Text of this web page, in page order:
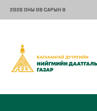
2026 ОНЫ 08 САРЫН 8